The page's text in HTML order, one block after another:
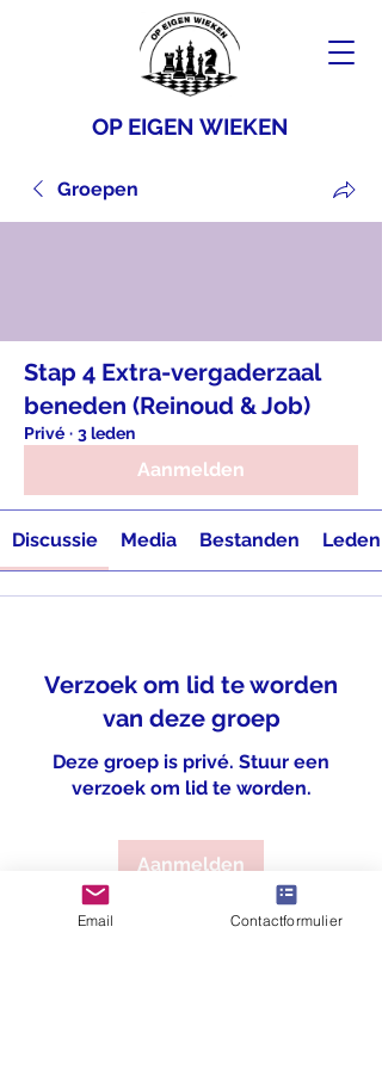
OP EIGEN WIEKEN
Groepen
Stap 4 Extra-vergaderzaal
beneden (Reinoud & Job)
Privé · 3 leden
Aanmelden
Discussie Media Bestanden Leden
Verzoek om lid te worden
van deze groep
Deze groep is privé. Stuur een
verzoek om lid te worden.
Aanmelden
Email Contactformulier